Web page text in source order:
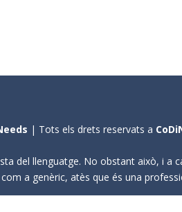
| Tots els drets reservats a
del llenguatge. No obstant això, i a
a genèric, atès que és una